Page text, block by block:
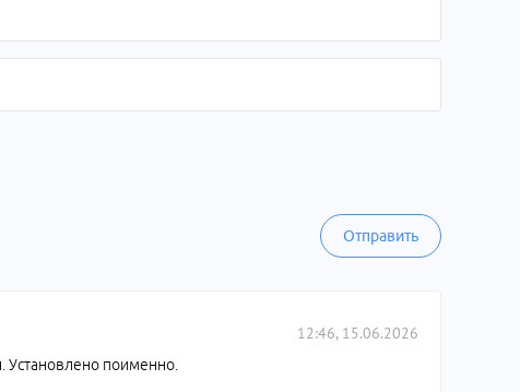
Отправить
12:46, 15.06.2026
Установлено поименно.